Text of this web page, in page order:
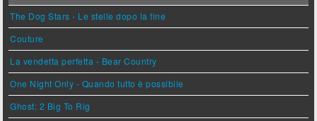
The Dog Stars - Le stelle dopo la fine
Couture
La vendetta perfetta - Bear Country
One Night Only - Quando tutto è possibile
Ghost: 2 Big To Rig